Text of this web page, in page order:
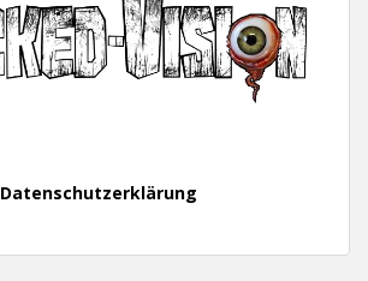
Datenschutzerklärung